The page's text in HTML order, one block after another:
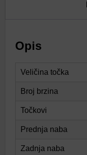
Opis
Veličina točka
Broj brzina
Točkovi
Prednja naba
Zadnja naba